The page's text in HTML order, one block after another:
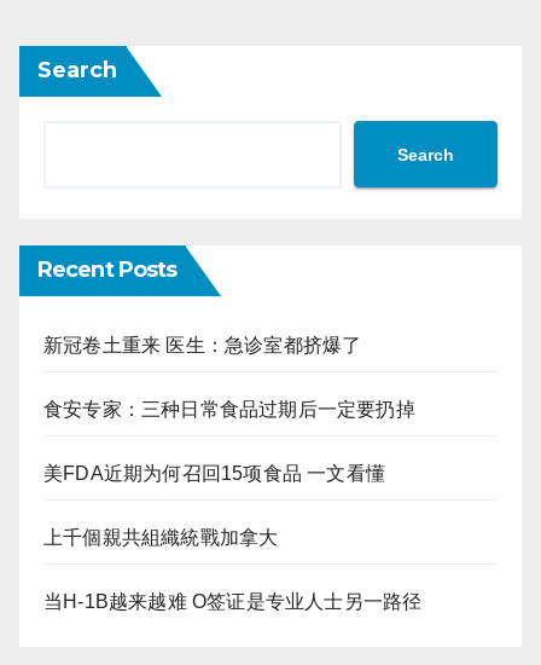
Search
Search
Recent Posts
新冠卷土重来 医生：急诊室都挤爆了
食安专家：三种日常食品过期后一定要扔掉
美FDA近期为何召回15项食品 一文看懂
上千個親共組織統戰加拿大
当H-1B越来越难 O签证是专业人士另一路径